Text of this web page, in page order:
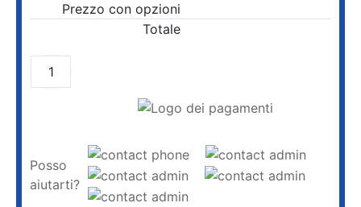
Prezzo con opzioni
Totale
Posso
aiutarti?